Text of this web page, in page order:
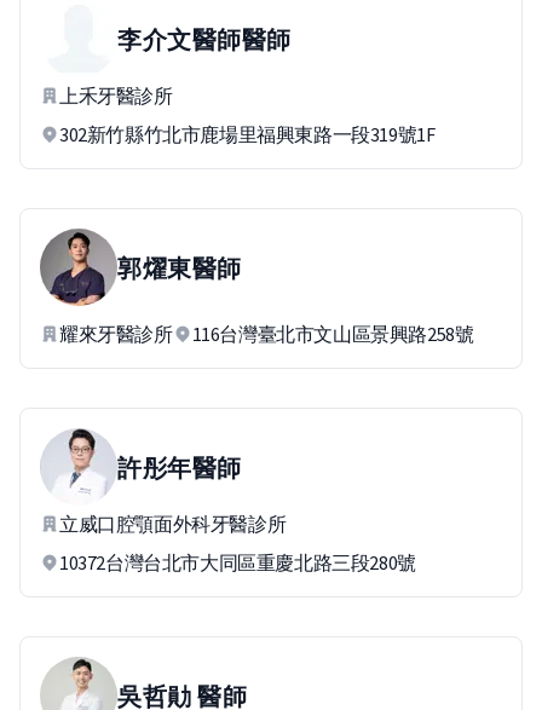
李介文醫師醫師
上禾牙醫診所
302新竹縣竹北市鹿場里福興東路一段319號1F
郭燿東醫師
耀來牙醫診所 116台灣臺北市文山區景興路258號
許彤年醫師
立威口腔顎面外科牙醫診所
10372台灣台北市大同區重慶北路三段280號
吳哲勛 醫師